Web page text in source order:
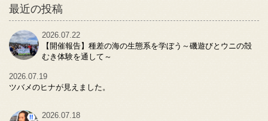
最近の投稿
2026.07.22
【開催報告】種差の海の生態系を学ぼう～磯遊びとウニの殻
むき体験を通して～
2026.07.19
ツバメのヒナが見えました。
2026.07.18